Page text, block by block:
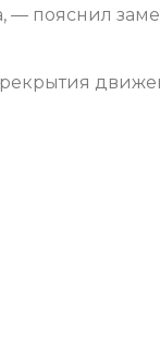
— пояснил